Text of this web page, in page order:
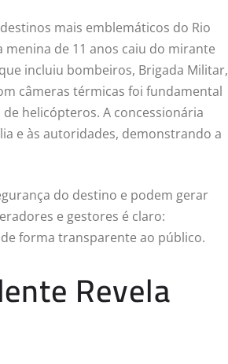
mais emblemáticos do Rio
menina de 11 anos caiu do mirante
incluiu bombeiros, Brigada Militar,
câmeras térmicas foi fundamental
helicópteros. A concessionária
e às autoridades, demonstrando a
do destino e podem gerar
e gestores é claro:
forma transparente ao público.
Revela